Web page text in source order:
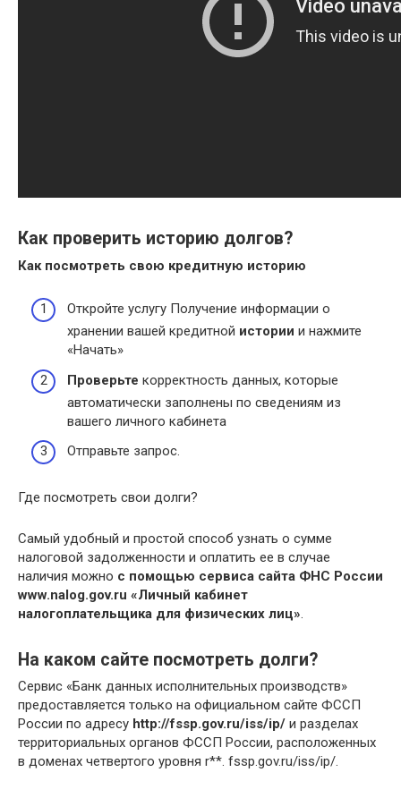
Как проверить историю долгов?
Как посмотреть свою кредитную историю
Откройте услугу Получение информации о
хранении вашей кредитной истории и нажмите
«Начать»
Проверьте корректность данных, которые
автоматически заполнены по сведениям из
вашего личного кабинета
Отправьте запрос.
Где посмотреть свои долги?
Самый удобный и простой способ узнать о сумме
налоговой задолженности и оплатить ее в случае
наличия можно с помощью сервиса сайта ФНС России
www.nalog.gov.ru «Личный кабинет
налогоплательщика для физических лиц».
На каком сайте посмотреть долги?
Сервис «Банк данных исполнительных производств»
предоставляется только на официальном сайте ФССП
России по адресу http://fssp.gov.ru/iss/ip/ и разделах
территориальных органов ФССП России, расположенных
в доменах четвертого уровня r**. fssp.gov.ru/iss/ip/.